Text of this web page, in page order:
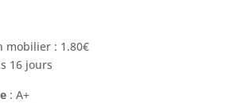
mobilier : 1.80€
16 jours
: A+